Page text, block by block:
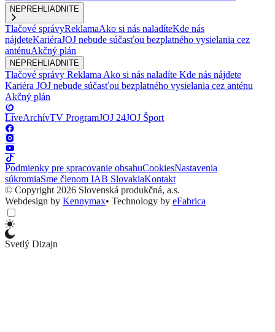
NEPREHLIADNITE
Tlačové správyReklamaAko si nás naladíteKde nás
nájdeteKariéraJOJ nebude súčasťou bezplatného vysielania cez
anténuAkčný plán
NEPREHLIADNITE
Tlačové správy ReklamaAko si nás naladíte Kde nás nájdete
Kariéra JOJ nebude súčasťou bezplatného vysielania cez anténu
Akčný plán
LiveArchívTV ProgramJOJ 24JOJ Šport
Podmienky pre spracovanie obsahuCookiesNastavenia
súkromiaSme členom IAB SlovakiaKontakt
© Copyright 2026 Slovenská produkčná, a.s.
Webdesign by Kennymax• Technology by eFabrica
Svetlý Dizajn